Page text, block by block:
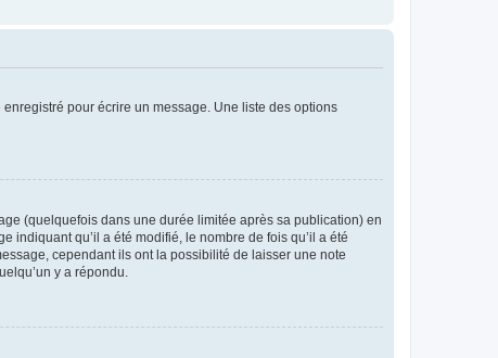
pour écrire un message. Une liste des options
(quelquefois dans une durée limitée après sa publication) en
indiquant qu’il a été modifié, le nombre de fois qu’il a été
cependant ils ont la possibilité de laisser une note
y a répondu.